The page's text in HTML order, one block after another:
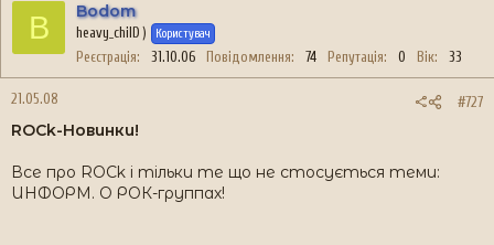
B Bodom
heavy_chilD ) Користувач
Реєстрація 31.10.06 Повідомлення 74 Репутація 0 Вік 33
21.05.08 #727
ROCk-Новинки!
Все про ROCk і тільки те що не стосується теми:
ИНФОРМ. О РОК-группах!